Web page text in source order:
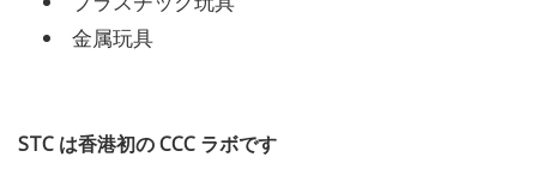
金属玩具
STC は香港初の CCC ラボです